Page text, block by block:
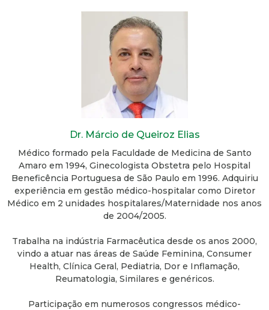
Dr. Márcio de Queiroz Elias
Médico formado pela Faculdade de Medicina de Santo
Amaro em 1994, Ginecologista Obstetra pelo Hospital
Beneficência Portuguesa de São Paulo em 1996. Adquiriu
experiência em gestão médico-hospitalar como Diretor
Médico em 2 unidades hospitalares/Maternidade nos anos
de 2004/2005.
Trabalha na indústria Farmacêutica desde os anos 2000,
vindo a atuar nas áreas de Saúde Feminina, Consumer
Health, Clínica Geral, Pediatria, Dor e Inflamação,
Reumatologia, Similares e genéricos.
Participação em numerosos congressos médico-